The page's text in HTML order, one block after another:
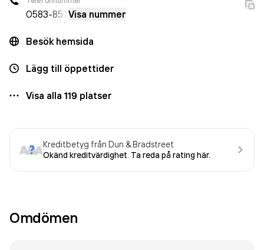
0583-857Visa nummer
Besök hemsida
Lägg till öppettider
Visa alla 119 platser
Kreditbetyg från Dun & Bradstreet
Okänd kreditvärdighet. Ta reda på rating här.
Omdömen